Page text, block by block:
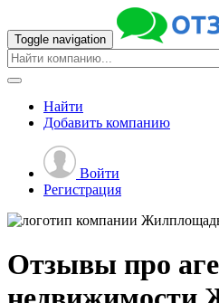
Toggle navigation
Найти
Добавить компанию
Войти
Регистрация
Отзывы про